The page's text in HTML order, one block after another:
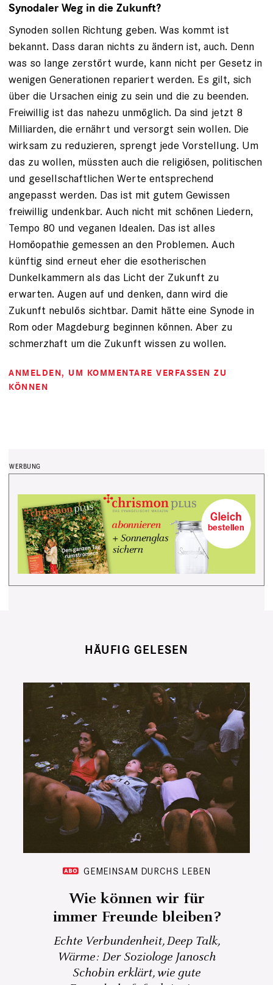
Synodaler Weg in die Zukunft?
Synoden sollen Richtung geben. Was kommt ist
bekannt. Dass daran nichts zu ändern ist, auch. Denn
was so lange zerstört wurde, kann nicht per Gesetz in
wenigen Generationen repariert werden. Es gilt, sich
über die Ursachen einig zu sein und die zu beenden.
Freiwillig ist das nahezu unmöglich. Da sind jetzt 8
Milliarden, die ernährt und versorgt sein wollen. Die
wirksam zu reduzieren, sprengt jede Vorstellung. Um
das zu wollen, müssten auch die religiösen, politischen
und gesellschaftlichen Werte entsprechend
angepasst werden. Das ist mit gutem Gewissen
freiwillig undenkbar. Auch nicht mit schönen Liedern,
Tempo 80 und veganen Idealen. Das ist alles
Homöopathie gemessen an den Problemen. Auch
künftig sind erneut eher die esotherischen
Dunkelkammern als das Licht der Zukunft zu
erwarten. Augen auf und denken, dann wird die
Zukunft nebulös sichtbar. Damit hätte eine Synode in
Rom oder Magdeburg beginnen können. Aber zu
schmerzhaft um die Zukunft wissen zu wollen.
ANMELDEN, UM KOMMENTARE VERFASSEN ZU
KÖNNEN
HÄUFIG GELESEN
GEMEINSAM DURCHS LEBEN
Wie können wir für
immer Freunde bleiben?
Echte Verbundenheit, Deep Talk,
Wärme: Der Soziologe Janosch
Schobin erklärt, wie gute